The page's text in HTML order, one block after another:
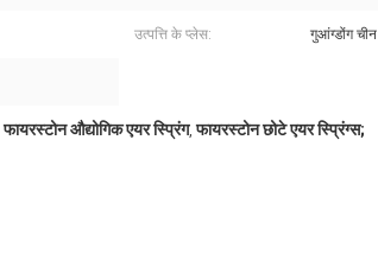
उत्पत्ति के प्लेस: गुआंग्डोंग चीन
फायरस्टोन औद्योगिक एयर स्प्रिंग,फायरस्टोन छोटे एयर स्प्रिंग्स;